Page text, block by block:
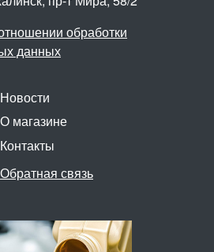
обработки
данных
Новости
О магазине
Контакты
Обратная связь